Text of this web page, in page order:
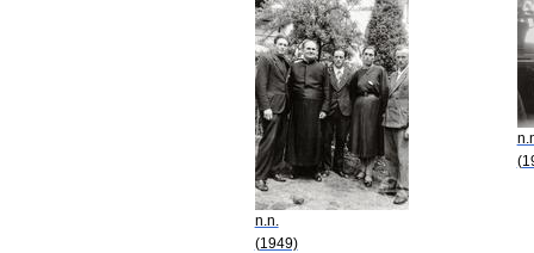
n.n.
(1949)